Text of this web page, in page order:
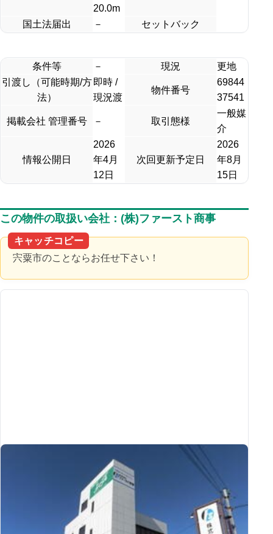
20.0m
国土法届出
－ セットバック
条件等 － 現況
更地
引渡し（可能時期/方
法）
即時 /
現況渡
物件番号
69844
37541
掲載会社 管理番号 － 取引態様
一般媒
介
情報公開日
2026
年4月
12日
次回更新予定日
2026
年8月
15日
この物件の取扱い会社：(株)ファースト商事
キャッチコピー
宍粟市のことならお任せ下さい！